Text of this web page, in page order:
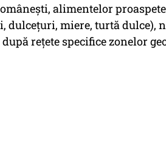
alimentelor
dulcețuri, miere, turtă dulce),
rețete specifice zonelor